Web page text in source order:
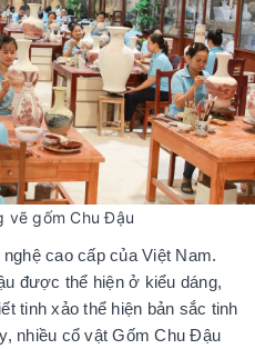
vẽ gốm Chu Đậu
cao cấp của Việt Nam.
được thể hiện ở kiểu dáng,
tinh xảo thể hiện bản sắc tinh
nhiều cổ vật Gốm Chu Đậu